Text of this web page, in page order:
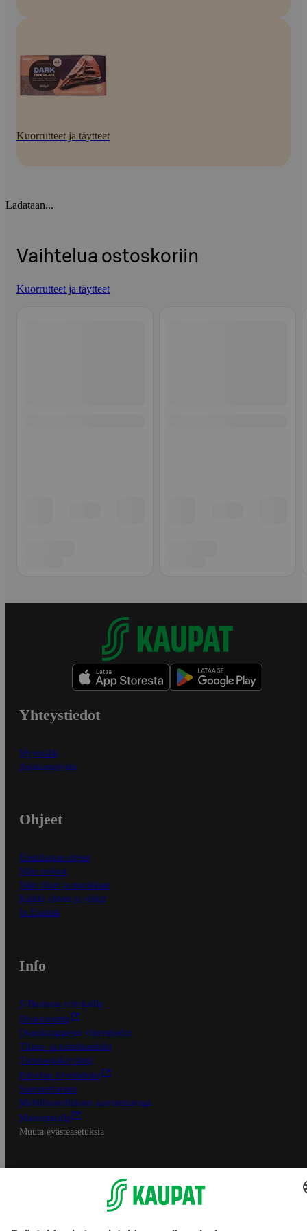
Kuorrutteet ja täytteet
Ladataan...
Vaihtelua ostoskoriin
Kuorrutteet ja täytteet
Yhteystiedot
Myymälät
Asiakaspalvelu
Ohjeet
Ensitilaajan ohjeet
Näin maksat
Näin tilaat ja muokkaat
Kaikki ohjeet ja vinkit
In English
Info
S-Business yrityksille
Oiva-raportit
Osuuskauppojen yhteystiedot
Tilaus- ja toimitusehdot
Tietosuojakäytäntö
Palvelun käyttöehdot
Saavutettavuus
Mobiilisovelluksen saavutettavuus
Mainostajalle
Muuta evästeasetuksia
S-ryhmän palvelut